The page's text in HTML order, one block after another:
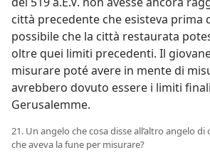
città precedente che esisteva prima
possibile che la città restaurata
oltre quei limiti precedenti. Il
misurare poté avere in mente di
avrebbero dovuto essere i limiti
Gerusalemme.
21. Un angelo che cosa disse all’altro angelo
che aveva la fune per misurare?